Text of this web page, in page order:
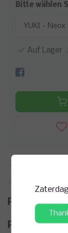
Bitte wählen
Auf Lager